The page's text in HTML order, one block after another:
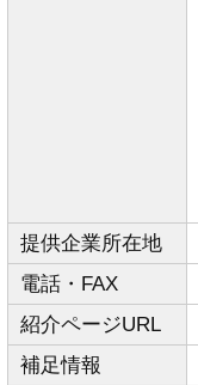
提供企業所在地
電話・FAX
紹介ページURL
補足情報